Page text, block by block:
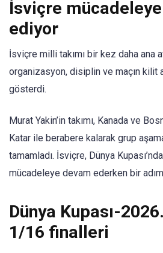
İsviçre
ediyor
İsviçre milli takımı bir kez daha ana
organizasyon, disiplin ve maçın kilit
gösterdi.
Murat Yakin’in takımı, Kanada ve
Katar ile berabere kalarak grup
tamamladı. İsviçre, Dünya
mücadeleye devam ederken bir
Dünya Kupası-
1/16 finalleri